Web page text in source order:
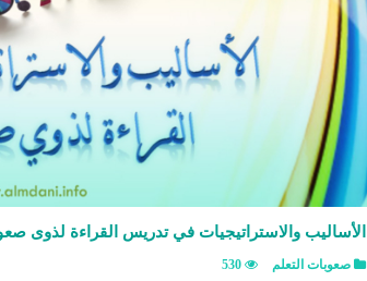
الأساليب والاستراتيجيات في تدريس القراءة لذوى
صعوبات التعلم 530